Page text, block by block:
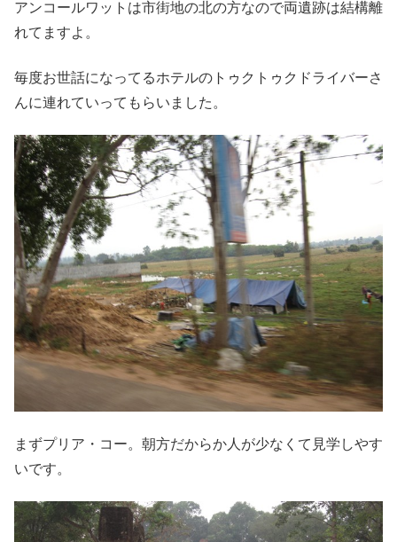
アンコールワットは市街地の北の方なので両遺跡は結構離
れてますよ。
毎度お世話になってるホテルのトゥクトゥクドライバーさ
んに連れていってもらいました。
まずプリア・コー。朝方だからか人が少なくて見学しやす
いです。